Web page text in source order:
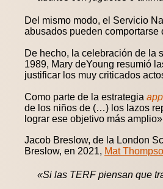
Del mismo modo, el Servicio
abusados pueden
De hecho, la celebración de la
1989, Mary deYoung resumió
justificar los muy criticados
Como parte de la estrategia
de los niños de (…) los lazos
lograr ese objetivo más
Jacob Breslow, de la London
Breslow, en 2021, Mat
«Si las TERF piensan que